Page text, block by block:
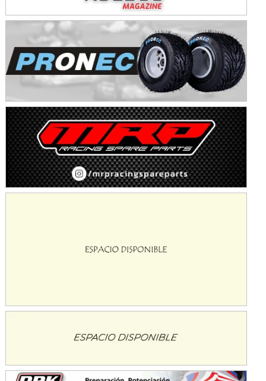
KDO - F6
Ciudad de Trenque Lauquen (Asfalto)
Trenque Lauquen (Buenos Aires)
ENTRERRIANO - F6 (POSTERGADA)
Parque de la Velocidad (Asfalto)
Villaguay (Entre Ríos)
VICTORIENSE - F7
El Cerro (Tierra)
Victoria (Entre Ríos)
PATAGONICO - F6
Moto Club Reginense (Tierra)
Gral. E. Godoy (Río Negro)
CSK - F7
Ciudad de Avellaneda (Asfalto)
Rufino (Santa Fe)
Juan Navarro (Asfalto)